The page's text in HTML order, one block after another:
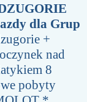
dla Grup
+
nad
8
pobyty